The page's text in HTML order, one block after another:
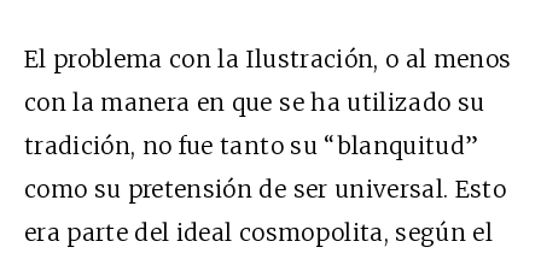
El problema con la Ilustración, o al menos
con la manera en que se ha utilizado su
tradición, no fue tanto su “blanquitud”
como su pretensión de ser universal. Esto
era parte del ideal cosmopolita, según el